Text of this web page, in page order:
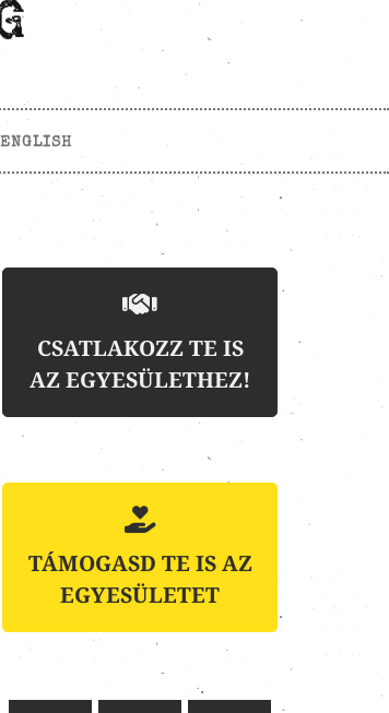
ENGLISH
CSATLAKOZZ TE IS
AZ EGYESÜLETHEZ!
TÁMOGASD TE IS AZ
EGYESÜLETET